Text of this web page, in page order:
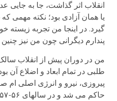
انقلاب اثر گذاشت، جا به جایی
یا همان آزادی بود؛ نکته مهمی
گیرد. در اینجا من تجربه زیسته
پندارم دیگرانی چون من نیز چنین
من در دوران پیش از انقلاب
طلبی در تمام ابعاد و اضلاع آن
پیروزی، نیرو و انرژی اصلی ام